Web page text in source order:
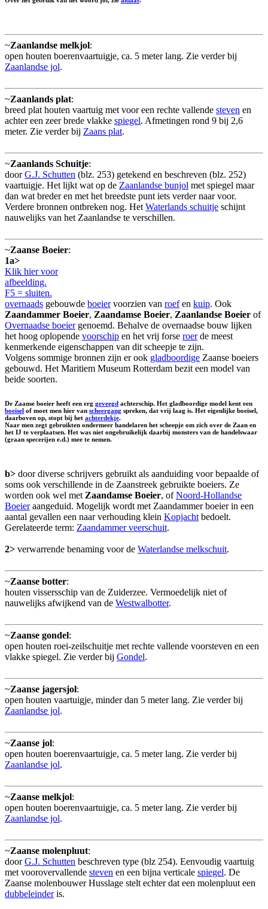
~Zaanlandse melkjol:
open houten boerenvaartuigje, ca. 5 meter lang. Zie verder bij
Zaanlandse jol.
~Zaanlands plat:
breed plat houten vaartuig met voor een rechte vallende steven en
achter een zeer brede vlakke spiegel. Afmetingen rond 9 bij 2,6
meter. Zie verder bij Zaans plat.
~Zaanlands Schuitje:
doorG.J. Schutten (blz. 253) getekend en beschreven (blz. 252)
vaartuigje. Het lijkt wat op de Zaanlandse bunjol met spiegel maar
dan wat breder en met het breedste punt iets verder naar voor.
Verdere bronnen ontbreken nog. HetWaterlands schuitje schijnt
nauwelijks van het Zaanlandse te verschillen.
~Zaanse Boeier:
1a>
Klik hier voor
afbeelding.
F5 = sluiten.
overnaads gebouwde boeiervoorzien van roefen kuip. Ook
Zaandammer Boeier, Zaandamse Boeier, Zaanlandse Boeier of
Overnaadse boeiergenoemd. Behalve de overnaadse bouw lijken
het hoog oplopende voorschip en het vrij forse roerde meest
kenmerkende eigenschappen van dit scheepje te zijn.
Volgens sommige bronnen zijn er ook gladboordige Zaanse boeiers
gebouwd. Het Maritiem Museum Rotterdam bezit een model van
beide soorten.
De Zaanse boeier heeft een erg geveegd achterschip. Het gladboordige model kent een
boeisel of moet men hier van scheergang spreken, dat vrij laag is. Het eigenlijke boeisel,
daarboven op, stopt bij het achterdekje.
Naar men zegt gebruikten ondermeer handelaren het scheepje om zich over de Zaan en
het IJ te verplaatsen. Het was niet ongebruikelijk daarbij monsters van de handelswaar
(graan specerijen e.d.) mee te nemen.
b> door diverse schrijvers gebruikt als aanduiding voor bepaalde of
soms ook verschillende in de Zaanstreek gebruikte boeiers. Ze
worden ook wel met Zaandamse Boeier, ofNoord-Hollandse
Boeieraangeduid. Mogelijk wordt met Zaandammer boeier in een
aantal gevallen een naar verhouding klein Kopjacht bedoelt.
Gerelateerde term: Zaandammer veerschuit.
2> verwarrende benaming voor de Waterlandse melkschuit.
~Zaanse botter:
houten vissersschip van de Zuiderzee. Vermoedelijk niet of
nauwelijks afwijkend van de Westwalbotter.
~Zaanse gondel:
open houten roei-zeilschuitje met rechte vallende voorsteven en een
vlakke spiegel. Zie verder bij Gondel.
~Zaanse jagersjol:
open houten vaartuigje, minder dan 5 meter lang. Zie verder bij
Zaanlandse jol.
~Zaanse jol:
open houten boerenvaartuigje, ca. 5 meter lang. Zie verder bij
Zaanlandse jol.
~Zaanse melkjol:
open houten boerenvaartuigje, ca. 5 meter lang. Zie verder bij
Zaanlandse jol.
~Zaanse molenpluut:
doorG.J. Schutten beschreven type (blz 254). Eenvoudig vaartuig
met voorovervallende steven en een bijna verticale spiegel. De
Zaanse molenbouwer Husslage stelt echter dat een molenpluut een
dubbeleinderis.